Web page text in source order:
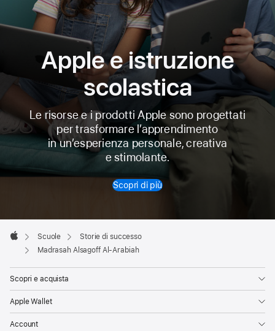
Apple e istruzione
scolastica
Le risorse e i prodotti Apple sono progettati
per trasformare l’apprendimento
in un’esperienza personale, creativa
e stimolante.
Scopri di più
Footer

Apple
Scuole
Storie di successo
Madrasah Alsagoff Al-Arabiah
Scopri e acquista
Apple Wallet
Account